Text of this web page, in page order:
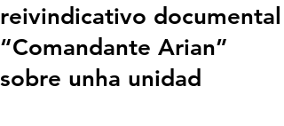
reivindicativo documental
“Comandante Arian”
sobre unha unidad